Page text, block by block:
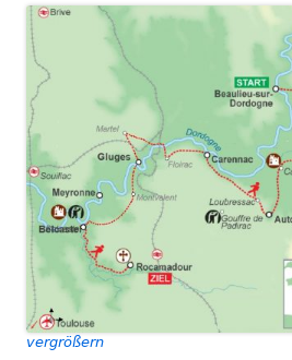
vergrößern